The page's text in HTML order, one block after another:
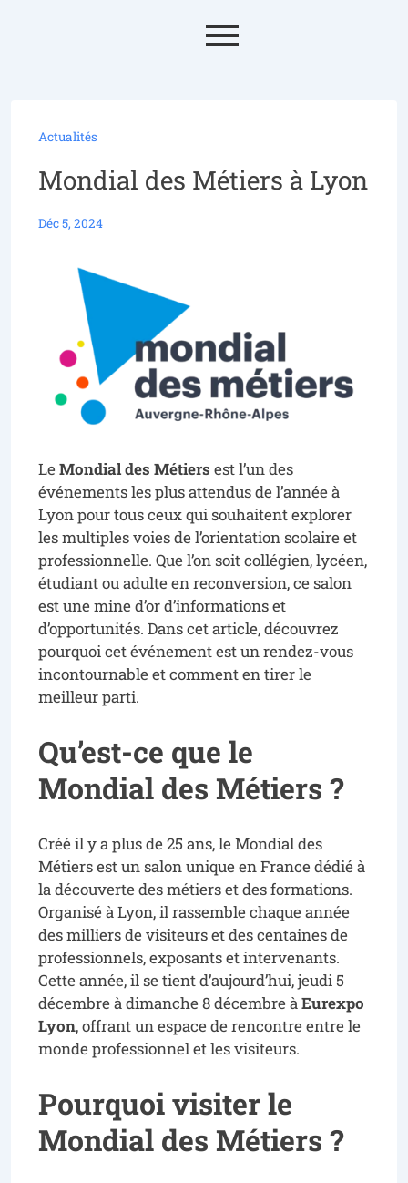
Actualités
Mondial des Métiers à Lyon
Déc 5, 2024
LeMondial des Métiers est l’un des
événements les plus attendus de l’année à
Lyon pour tous ceux qui souhaitent explorer
les multiples voies de l’orientation scolaire et
professionnelle. Que l’on soit collégien, lycéen,
étudiant ou adulte en reconversion, ce salon
est une mine d’or d’informations et
d’opportunités. Dans cet article, découvrez
pourquoi cet événement est un rendez-vous
incontournable et comment en tirer le
meilleur parti.
Qu’est-ce que le
Mondial des Métiers ?
Créé il y a plus de 25 ans, le Mondial des
Métiers est un salon unique en France dédié à
la découverte des métiers et des formations.
Organisé à Lyon, il rassemble chaque année
des milliers de visiteurs et des centaines de
professionnels, exposants et intervenants.
Cette année, il se tient d’aujourd’hui, jeudi 5
décembre à dimanche 8 décembre àEurexpo
Lyon, offrant un espace de rencontre entre le
monde professionnel et les visiteurs.
Pourquoi visiter le
Mondial des Métiers ?